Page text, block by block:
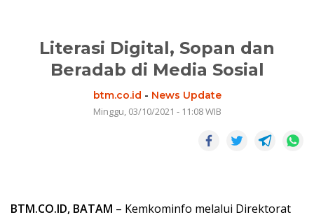
Literasi Digital, Sopan dan
Beradab di Media Sosial
btm.co.id - News Update
Minggu, 03/10/2021 - 11:08 WIB
BTM.CO.ID, BATAM – Kemkominfo melalui Direktorat